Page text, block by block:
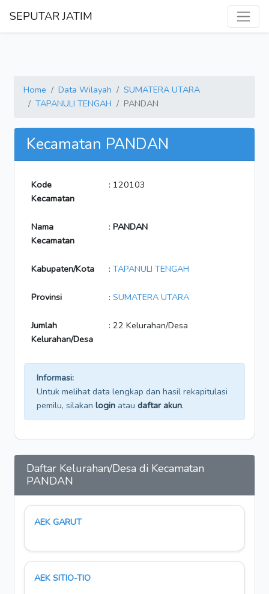
SEPUTAR JATIM
Home Data Wilayah
SUMATERA UTARA
TAPANULI TENGAH
PANDAN
Kecamatan PANDAN
Kode
Kecamatan
: 120103
Nama
Kecamatan
: PANDAN
Kabupaten/Kota : TAPANULI TENGAH
Provinsi : SUMATERA UTARA
Jumlah
Kelurahan/Desa
: 22 Kelurahan/Desa
Informasi:
Untuk melihat data lengkap dan hasil rekapitulasi
pemilu, silakan login atau daftar akun.
Daftar Kelurahan/Desa di Kecamatan
PANDAN
AEK GARUT
AEK SITIO-TIO